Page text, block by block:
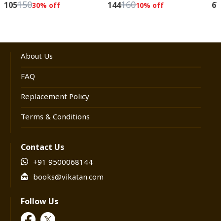
10515030% off 14416010% off 67
About Us
FAQ
Replacement Policy
Terms & Conditions
Contact Us
+91 9500068144
books@vikatan.com
Follow Us